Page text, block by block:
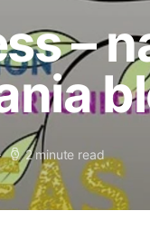
–
2 minute read